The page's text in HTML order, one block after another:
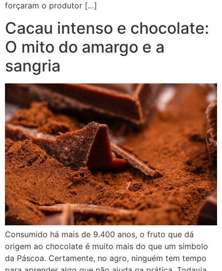
forçaram o produtor […]
Cacau intenso e chocolate:
O mito do amargo e a
sangria
Consumido há mais de 9.400 anos, o fruto que dá
origem ao chocolate é muito mais do que um símbolo
da Páscoa. Certamente, no agro, ninguém tem tempo